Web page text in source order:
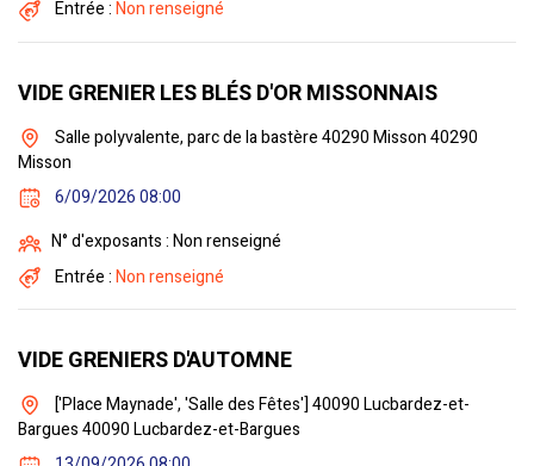
Entrée :Non renseigné
VIDE GRENIER LES BLÉS D'OR MISSONNAIS
Salle polyvalente, parc de la bastère 40290 Misson 40290
Misson
6/09/2026 08:00
N° d'exposants : Non renseigné
Entrée :Non renseigné
VIDE GRENIERS D'AUTOMNE
['Place Maynade', 'Salle des Fêtes'] 40090 Lucbardez-et-
Bargues 40090 Lucbardez-et-Bargues